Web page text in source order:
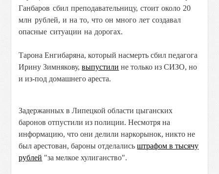
Ганбаров сбил преподавательницу, стоит около 20
млн рублей, и на то, что он много лет создавал
опасные ситуации на дорогах.
Тарона Енгибаряна, который насмерть сбил педагога
Ирину Зимнякову,выпустили не только из СИЗО, но
и из-под домашнего ареста.
Задержанных в Липецкой области цыганских
баронов отпустили из полиции. Несмотря на
информацию, что они делили наркорынок, никто не
был арестован, бароны отделалисьштрафом в тысячу
рублей "за мелкое хулиганство".